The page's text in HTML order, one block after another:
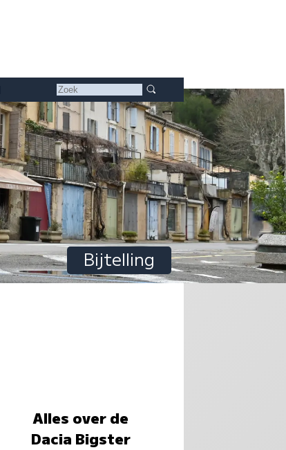
Bijtelling
Alles over de
Dacia Bigster